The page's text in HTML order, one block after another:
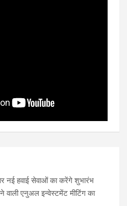
नई हवाई सेवाओं का करेंगे शुभारंभ
वाली एनुअल इन्वेस्टमेंट मीटिंग का